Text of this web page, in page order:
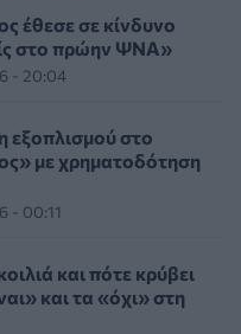
βάρος; Ο ρόλος του
μας
Υγείας Διοικούσα
απώλεια βάρους
έθεσε σε κίνδυνο
στο πρώην ΨΝΑ»
- 20:04
εξοπλισμού στο
με χρηματοδότηση
- 00:11
και πότε κρύβει
και τα «όχι» στη